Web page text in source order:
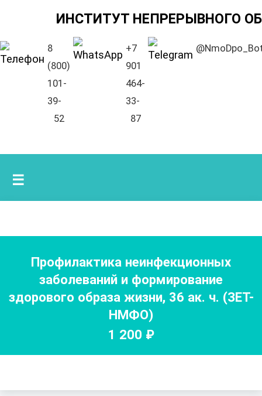
ИНСТИТУТ НЕПРЕРЫВНОГО
8
(800)
101-
39-
52
+7
901
464-
33-
87
☰
Профилактика неинфекционных
заболеваний и формирование
здорового образа жизни, 36 ак. ч. (ЗЕТ-
НМФО)
1 200 ₽